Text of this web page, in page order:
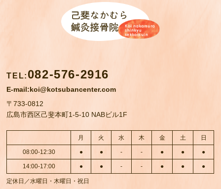
TEL: 082-576-2916
E-mail:koi@kotsubancenter.com
〒733-0812
広島市西区己斐本町1-5-10 NABビル1F
月 火 水 木 金 土 日
08:00-12:30 ● ● - - ● ● ●
14:00-17:00 ● ● - - ● ● ●
定休日／水曜日・木曜日・祝日